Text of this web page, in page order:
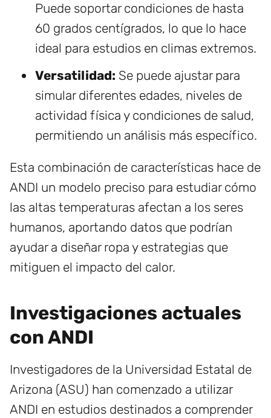
Puede soportar condiciones de hasta
60 grados centígrados, lo que lo hace
ideal para estudios en climas extremos.
Versatilidad: Se puede ajustar para
simular diferentes edades, niveles de
actividad física y condiciones de salud,
permitiendo un análisis más específico.
Esta combinación de características hace de
ANDI un modelo preciso para estudiar cómo
las altas temperaturas afectan a los seres
humanos, aportando datos que podrían
ayudar a diseñar ropa y estrategias que
mitiguen el impacto del calor.
Investigaciones actuales
con ANDI
Investigadores de la Universidad Estatal de
Arizona (ASU) han comenzado a utilizar
ANDI en estudios destinados a comprender